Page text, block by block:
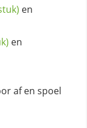
en
en
af en spoel